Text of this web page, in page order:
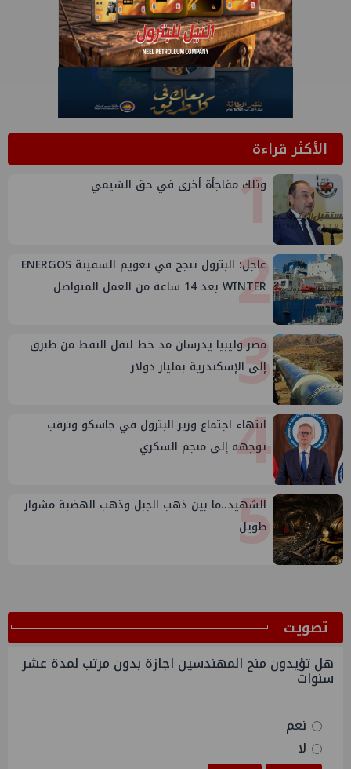
الأكثر قراءة1
وتلك مفاجأة أخرى في حق الشيمي
2
عاجل: البترول تنجح في تعويم السفينة ENERGOS
WINTER بعد 14 ساعة من العمل المتواصل
3
مصر وليبيا يدرسان مد خط لنقل النفط من طبرق
إلى الإسكندرية بمليار دولار
4
انتهاء اجتماع وزير البترول في جاسكو وترقب
توجهه إلى منجم السكري
5
الشهيد..ما بين ذهب الجبل وذهب الهضبة مشوار
طويل
ﺗﺼﻮﻳﺖ
هل تؤيدون منح المهندسين اجازة بدون مرتب لمدة عشر
سنوات
نعم
لا